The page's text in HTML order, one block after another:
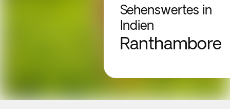
Sehenswertes in
Indien
Ranthambore